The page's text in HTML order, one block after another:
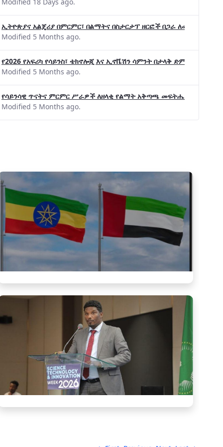
ኢትዮጵያና አልጄሪያ በምርምር፣ በልማትና በስታርታፕ ዘርፎች በጋራ ለመስራት መከሩ፡፡
Modified 5 Months ago.
የ2026 የአፍሪካ የሳይንስ፣ ቴክኖሎጂ እና ኢኖቬሽን ሳምንት በታላቅ ድምቀት
Modified 5 Months ago.
የሳይንሳዊ ጥናትና ምርምር ሥራዎች ለዘላቂ የልማት አቅጣጫ መፍትሔ ጠቋሚ
Modified 5 Months ago.